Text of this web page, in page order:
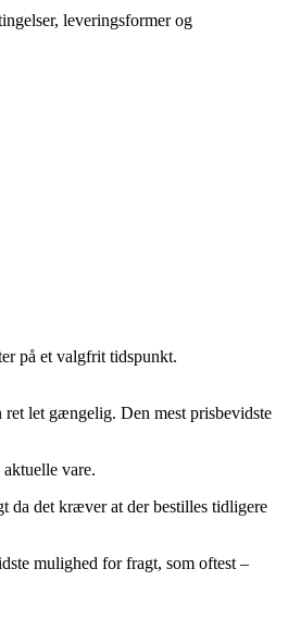
leveringsformer og
på et valgfrit tidspunkt.
let gængelig. Den mest prisbevidste
vare.
da det kræver at der bestilles tidligere
mulighed for fragt, som oftest –